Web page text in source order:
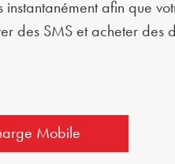
afin que
des SMS et acheter des
Mobile